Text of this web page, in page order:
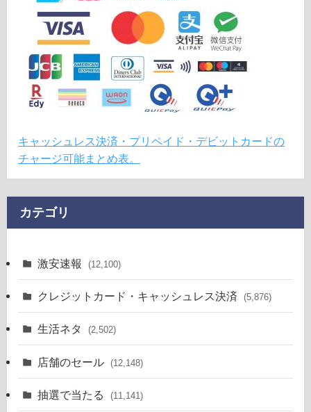
キャッシュレス決済・プリペイド・デビットカードの
チャージ可能まとめ表。
カテゴリ
激安速報 (12,100)
クレジットカード・キャッシュレス決済 (5,876)
生活ネタ (2,502)
店舗のセール (12,148)
抽選で当たる (11,141)